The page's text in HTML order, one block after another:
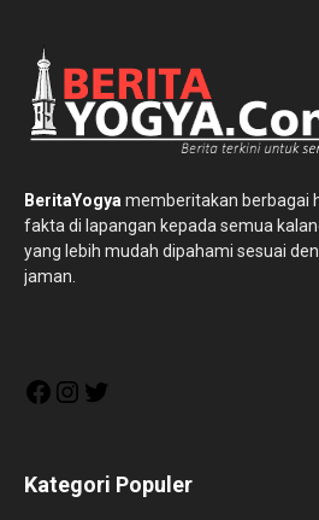
BeritaYogya memberitakan berbagai
fakta di lapangan kepada semua
yang lebih mudah dipahami sesuai
jaman.
FacebookInstagram
Kategori Populer